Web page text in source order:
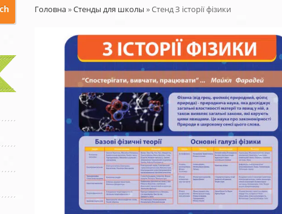
Головна»Стенды для школы »Стенд З історії фізики